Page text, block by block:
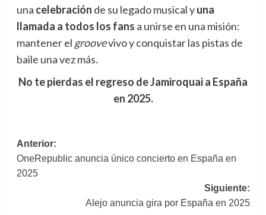
una celebración de su legado musical yuna
llamada a todos los fans a unirse en una misión:
mantener el groovevivo y conquistar las pistas de
baile una vez más.
No te pierdas el regreso de Jamiroquai a España
en 2025.
Navegación
de
Anterior:
OneRepublic anuncia único concierto en España en
2025
Siguiente:
Alejo anuncia gira por España en 2025